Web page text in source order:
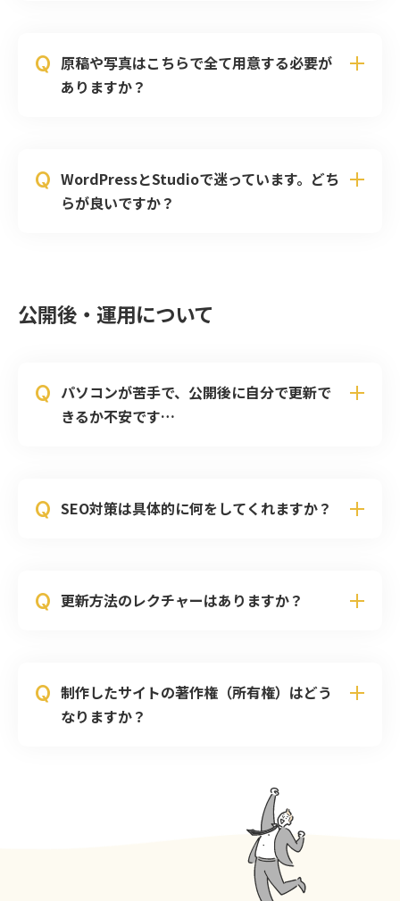
Q 原稿や写真はこちらで全て用意する必要が
ありますか？
Q WordPressとStudioで迷っています。どち
らが良いですか？
公開後・運用について
Q パソコンが苦手で、公開後に自分で更新で
きるか不安です…
Q SEO対策は具体的に何をしてくれますか？
Q 更新方法のレクチャーはありますか？
Q 制作したサイトの著作権（所有権）はどう
なりますか？